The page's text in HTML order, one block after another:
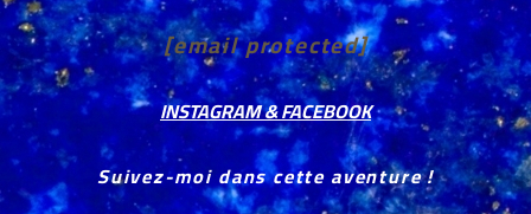
[email protected]
INSTAGRAM & FACEBOOK
Suivez-moi dans cette aventure !